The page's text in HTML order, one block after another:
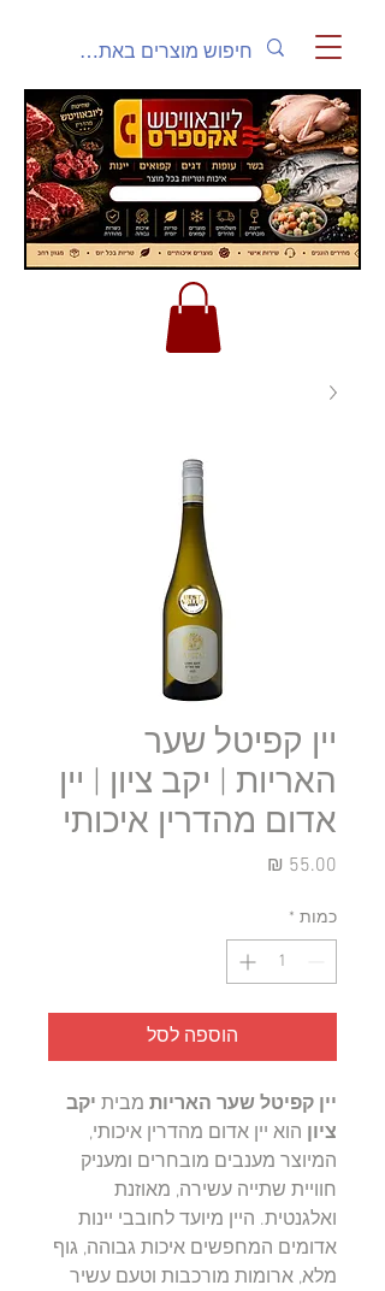
יין קפיטל שער
האריות | יקב ציון | יין
אדום מהדרין איכותי
כמות *
הוספה לסל
יין קפיטל שער האריות מבית יקב
ציון הוא יין אדום מהדרין איכותי,
המיוצר מענבים מובחרים ומעניק
חוויית שתייה עשירה, מאוזנת
ואלגנטית. היין מיועד לחובבי יינות
אדומים המחפשים איכות גבוהה, גוף
מלא, ארומות מורכבות וטעם עשיר